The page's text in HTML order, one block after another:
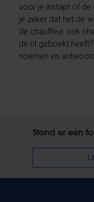
voor je instapt of de
je zeker dat het de
de chauffeur ook
de rit geboekt
noemen en
Stond er een